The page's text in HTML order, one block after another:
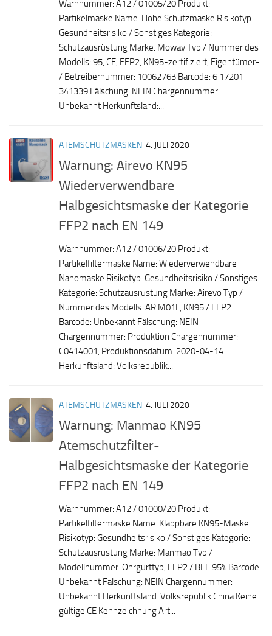
Warnnummer: A12 / 01005/20 Produkt:
Partikelmaske Name: Hohe Schutzmaske Risikotyp:
Gesundheitsrisiko / Sonstiges Kategorie:
Schutzausrüstung Marke: Moway Typ / Nummer des
Modells: 95, CE, FFP2, KN95-zertifiziert, Eigentümer-
/ Betreibernummer: 10062763 Barcode: 6 17201
341339 Fälschung: NEIN Chargennummer:
Unbekannt Herkunftsland:...
ATEMSCHUTZMASKEN 4. JULI 2020
Warnung: Airevo KN95
Wiederverwendbare
Halbgesichtsmaske der Kategorie
FFP2 nach EN 149
Warnnummer: A12 / 01006/20 Produkt:
Partikelfiltermaske Name: Wiederverwendbare
Nanomaske Risikotyp: Gesundheitsrisiko / Sonstiges
Kategorie: Schutzausrüstung Marke: Airevo Typ /
Nummer des Modells: AR M01L, KN95 / FFP2
Barcode: Unbekannt Fälschung: NEIN
Chargennummer: Produktion Chargennummer:
C0414001, Produktionsdatum: 2020-04-14
Herkunftsland: Volksrepublik...
ATEMSCHUTZMASKEN 4. JULI 2020
Warnung: Manmao KN95
Atemschutzfilter-
Halbgesichtsmaske der Kategorie
FFP2 nach EN 149
Warnnummer: A12 / 01000/20 Produkt:
Partikelfiltermaske Name: Klappbare KN95-Maske
Risikotyp: Gesundheitsrisiko / Sonstiges Kategorie:
Schutzausrüstung Marke: Manmao Typ /
Modellnummer: Ohrgurttyp, FFP2 / BFE 95% Barcode:
Unbekannt Fälschung: NEIN Chargennummer:
Unbekannt Herkunftsland: Volksrepublik China Keine
gültige CE Kennzeichnung Art...